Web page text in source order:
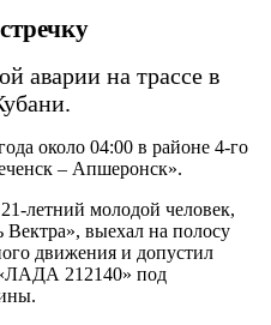
аварии на трассе в
около 04:00 в районе 4-го
– Апшеронск».
летний молодой человек,
выехал на полосу
движения и допустил
212140» под